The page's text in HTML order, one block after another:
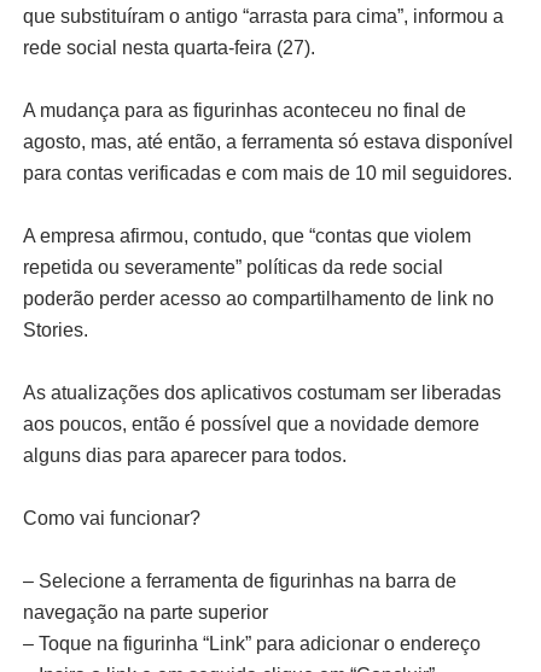
que substituíram o antigo “arrasta para cima”, informou a
rede social nesta quarta-feira (27).
A mudança para as figurinhas aconteceu no final de
agosto, mas, até então, a ferramenta só estava disponível
para contas verificadas e com mais de 10 mil seguidores.
A empresa afirmou, contudo, que “contas que violem
repetida ou severamente” políticas da rede social
poderão perder acesso ao compartilhamento de link no
Stories.
As atualizações dos aplicativos costumam ser liberadas
aos poucos, então é possível que a novidade demore
alguns dias para aparecer para todos.
Como vai funcionar?
– Selecione a ferramenta de figurinhas na barra de
navegação na parte superior
– Toque na figurinha “Link” para adicionar o endereço